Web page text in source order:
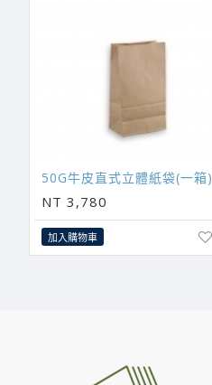
50G牛皮直式立體紙袋(一箱)
NT 3,780
加入購物車